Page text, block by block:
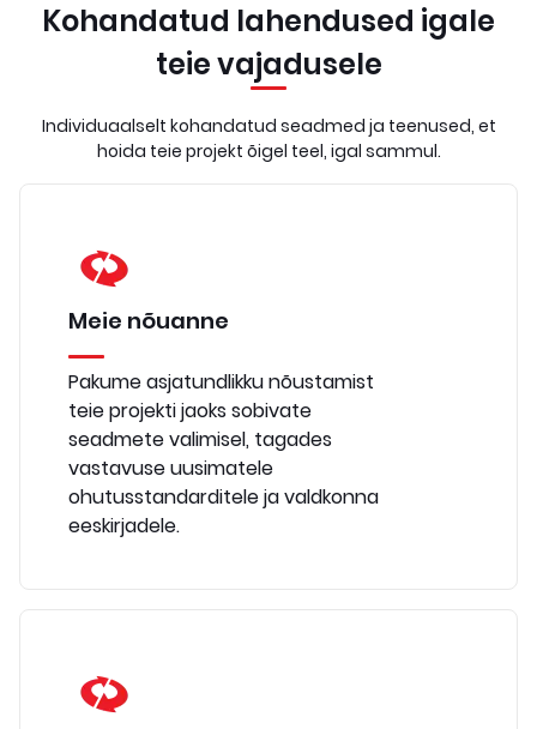
Kohandatud lahendused igale
teie vajadusele
Individuaalselt kohandatud seadmed ja teenused, et
hoida teie projekt õigel teel, igal sammul.
Meie nõuanne
Pakume asjatundlikku nõustamist
teie projekti jaoks sobivate
seadmete valimisel, tagades
vastavuse uusimatele
ohutusstandarditele ja valdkonna
eeskirjadele.